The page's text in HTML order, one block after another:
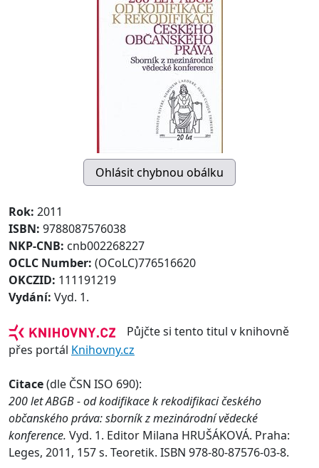
Rok: 2011
ISBN: 9788087576038
NKP-CNB: cnb002268227
OCLC Number: (OCoLC)776516620
OKCZID: 111191219
Vydání: Vyd. 1.
Půjčte si tento titul v knihovně
přes portál Knihovny.cz
Citace(dle ČSN ISO 690):
200 let ABGB - od kodifikace k rekodifikaci českého
občanského práva: sborník z mezinárodní vědecké
konference. Vyd. 1. Editor Milana HRUŠÁKOVÁ. Praha:
Leges, 2011, 157 s. Teoretik. ISBN 978-80-87576-03-8.